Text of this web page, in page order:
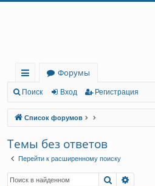
с
ы
лк
и
Форумы
Поиск Вход Регистрация
Список форумов
Темы без ответов
Перейти к расширенному поиску
Поиск